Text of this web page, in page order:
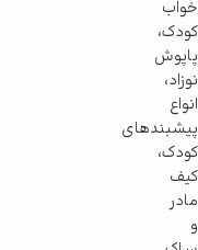
خواب
کودک،
پاپوش
نوزاد،
انواع
پیشبندهای
کودک،
کیف
مادر
و